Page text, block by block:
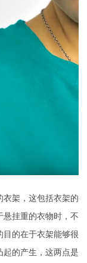
衣架，这包括衣架的
悬挂重的衣物时，不
目的在于衣架能够很
起的产生，这两点是